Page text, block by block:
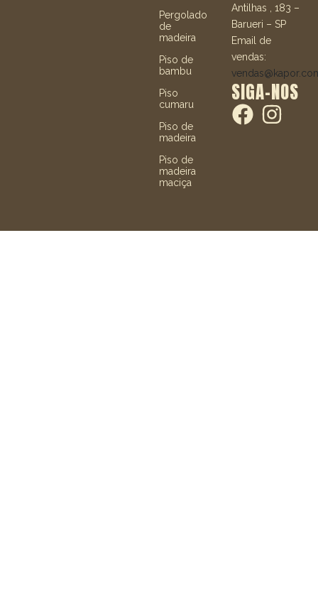
Pergolado
de
madeira
Piso de
bambu
Piso
cumaru
Piso de
madeira
Piso de
madeira
maciça
Antilhas , 183 –
Barueri – SP
Email de
vendas:
SIGA-NOS